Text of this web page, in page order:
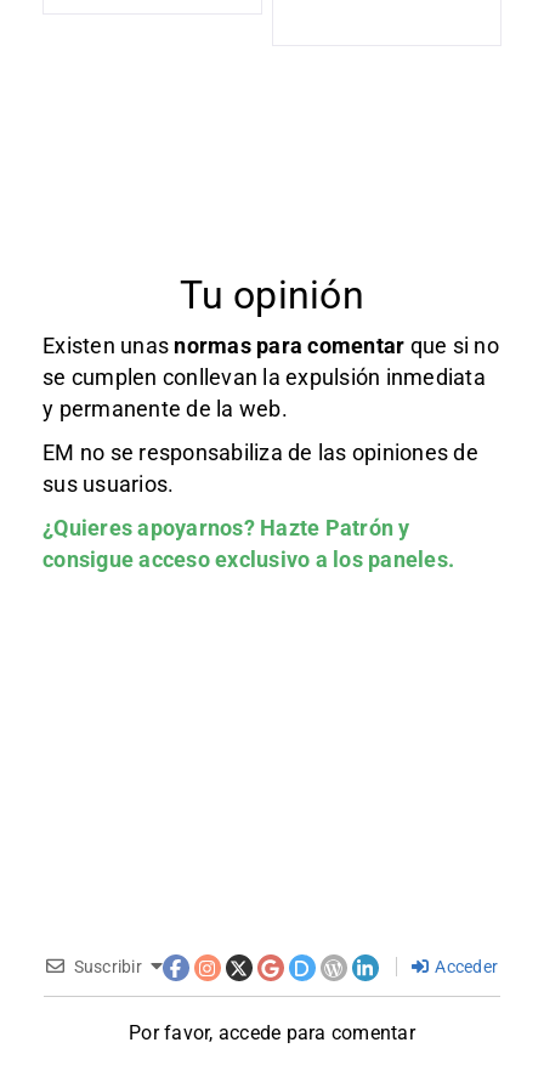
Tu opinión
Existen unas normas para comentar que si no
se cumplen conllevan la expulsión inmediata
y permanente de la web.
EM no se responsabiliza de las opiniones de
sus usuarios.
¿Quieres apoyarnos? Hazte Patróny
consigue acceso exclusivo a los paneles.
Suscribir Acceder
Por favor, accede para comentar